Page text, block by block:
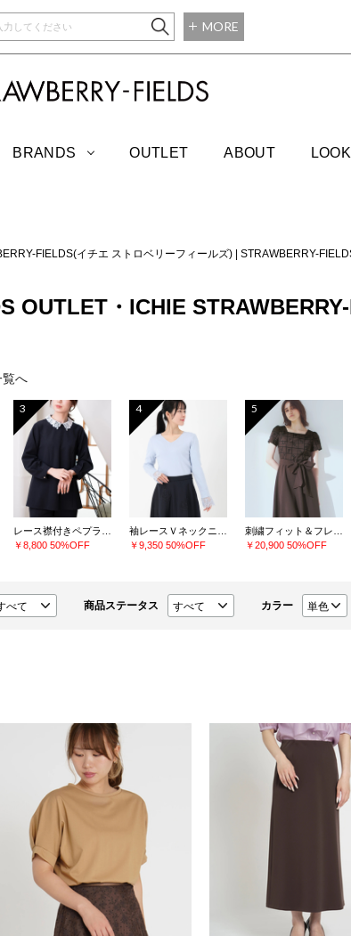
MORE
BRANDS OUTLET ABOUT
FIELDS(イチエ ストロベリーフィールズ)
STRAWBERRY-
OUTLET・ICHIE
覧へ
3
￥8,800 50%OFF
4
￥9,350 50%OFF
5
￥20,900 50%OFF
商品ステータス カラー